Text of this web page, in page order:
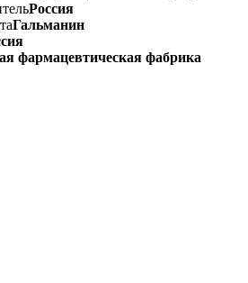
Россия
Гальманин
фармацевтическая фабрика